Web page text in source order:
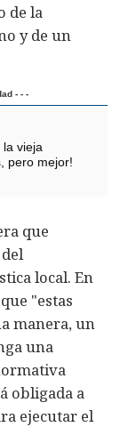
de la
y de un
- - -
vieja
pero mejor!
que
local. En
"estas
manera, un
una
obligada a
ejecutar el